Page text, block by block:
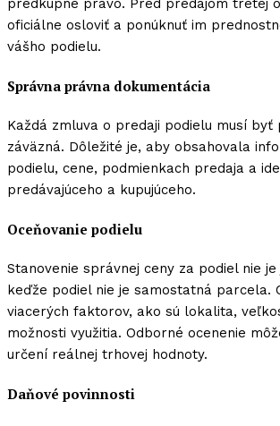
predkupné právo. Pred predajom tretej
oficiálne osloviť a ponúknuť im
vášho podielu.
Správna právna dokumentácia
Každá zmluva o predaji podielu musí byť
záväzná. Dôležité je, aby obsahovala
podielu, cene, podmienkach predaja a
predávajúceho a kupujúceho.
Oceňovanie podielu
Stanovenie správnej ceny za podiel nie je
keďže podiel nie je samostatná parcela.
viacerých faktorov, ako sú lokalita,
možnosti využitia. Odborné ocenenie
určení reálnej trhovej hodnoty.
Daňové povinnosti